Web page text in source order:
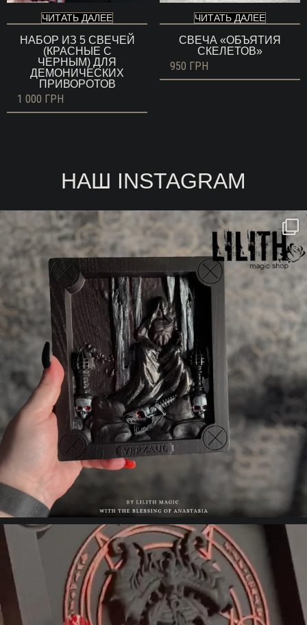
ЧИТАТЬ ДАЛЕЕ
НАБОР ИЗ 5 СВЕЧЕЙ
(КРАСНЫЕ С
ЧЕРНЫМ) ДЛЯ
ДЕМОНИЧЕСКИХ
ПРИВОРОТОВ
1 000 ГРН
ЧИТАТЬ ДАЛЕЕ
СВЕЧА «ОБЪЯТИЯ
СКЕЛЕТОВ»
950 ГРН
НАШ INSTAGRAM